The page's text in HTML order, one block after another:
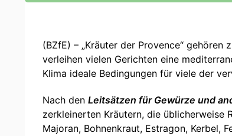
(BZfE) – „Kräuter der Provence“
verleihen vielen Gerichten eine
Klima ideale Bedingungen für viele der
Nach den Leitsätzen für Gewürze und
zerkleinerten Kräutern, die üblicherweise
Majoran, Bohnenkraut, Estragon, Kerbel,